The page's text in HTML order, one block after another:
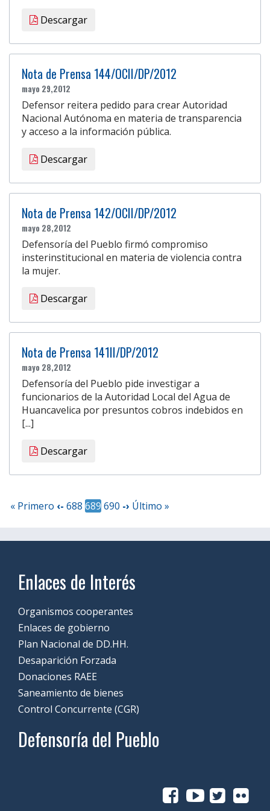
Descargar
Nota de Prensa 144/OCII/DP/2012
mayo 29,2012
Defensor reitera pedido para crear Autoridad
Nacional Autónoma en materia de transparencia
y acceso a la información pública.
Descargar
Nota de Prensa 142/OCII/DP/2012
mayo 28,2012
Defensoría del Pueblo firmó compromiso
insterinstitucional en materia de violencia contra
la mujer.
Descargar
Nota de Prensa 141II/DP/2012
mayo 28,2012
Defensoría del Pueblo pide investigar a
funcionarios de la Autoridad Local del Agua de
Huancavelica por presuntos cobros indebidos en
[...]
Descargar
« Primero ‹- 688 689 690 -› Último »
Enlaces de Interés
Organismos cooperantes
Enlaces de gobierno
Plan Nacional de DD.HH.
Desaparición Forzada
Donaciones RAEE
Saneamiento de bienes
Control Concurrente (CGR)
Defensoría del Pueblo